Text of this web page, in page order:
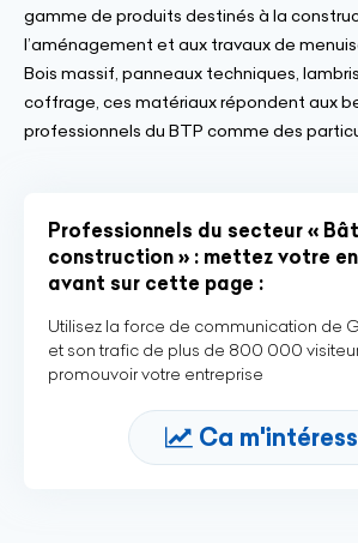
gamme de produits destinés à la
l’aménagement et aux travaux de
Bois massif, panneaux techniques,
coffrage, ces matériaux répondent aux
professionnels du BTP comme des
Professionnels du secteur «
construction » : mettez votre
avant sur cette page :
Utilisez la force de communication de
et son trafic de plus de 800 000
promouvoir votre entreprise
Ca